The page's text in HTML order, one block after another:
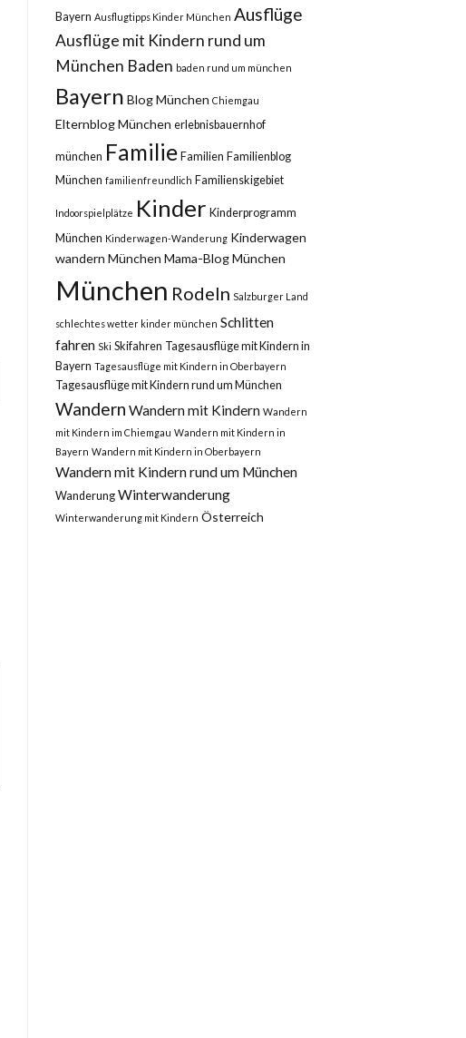
Bayern Ausflugtipps Kinder München Ausflüge
Ausflüge mit Kindern rund um
München Baden baden rund um münchen
Bayern Blog München Chiemgau
Elternblog München erlebnisbauernhof
münchen Familie Familien Familienblog
München familienfreundlich Familienskigebiet
Indoorspielplätze Kinder Kinderprogramm
München Kinderwagen-Wanderung Kinderwagen
wandern München Mama-Blog München
München Rodeln Salzburger Land
schlechtes wetter kinder münchen Schlitten
fahren Ski Skifahren Tagesausflüge mit Kindern in
Bayern Tagesausflüge mit Kindern in Oberbayern
Tagesausflüge mit Kindern rund um München
Wandern Wandern mit Kindern Wandern
mit Kindern im Chiemgau Wandern mit Kindern in
Bayern Wandern mit Kindern in Oberbayern
Wandern mit Kindern rund um München
Wanderung Winterwanderung
Winterwanderung mit Kindern Österreich